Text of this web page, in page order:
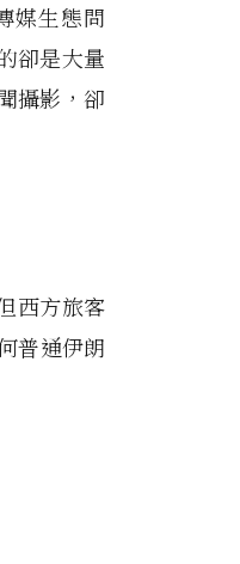
媒生態問
卻是大量
攝影，卻
西方旅客
普通伊朗